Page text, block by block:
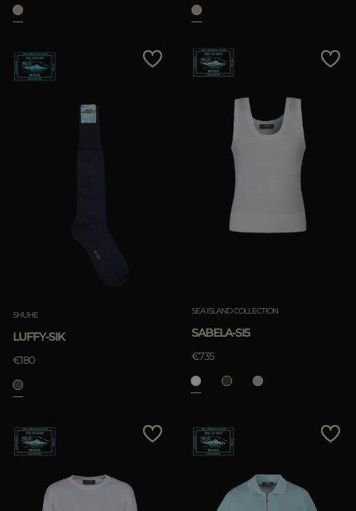
SHUHE
LUFFY-SIK
€180
SEA ISLAND COLLECTION
SABELA-SI5
€735